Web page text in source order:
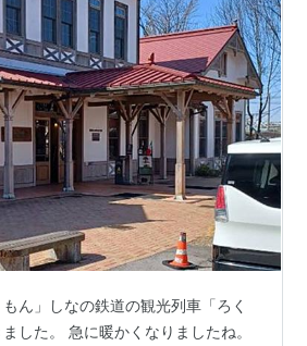
ん」しなの鉄道の観光列車「ろく
した。 急に暖かくなりましたね。